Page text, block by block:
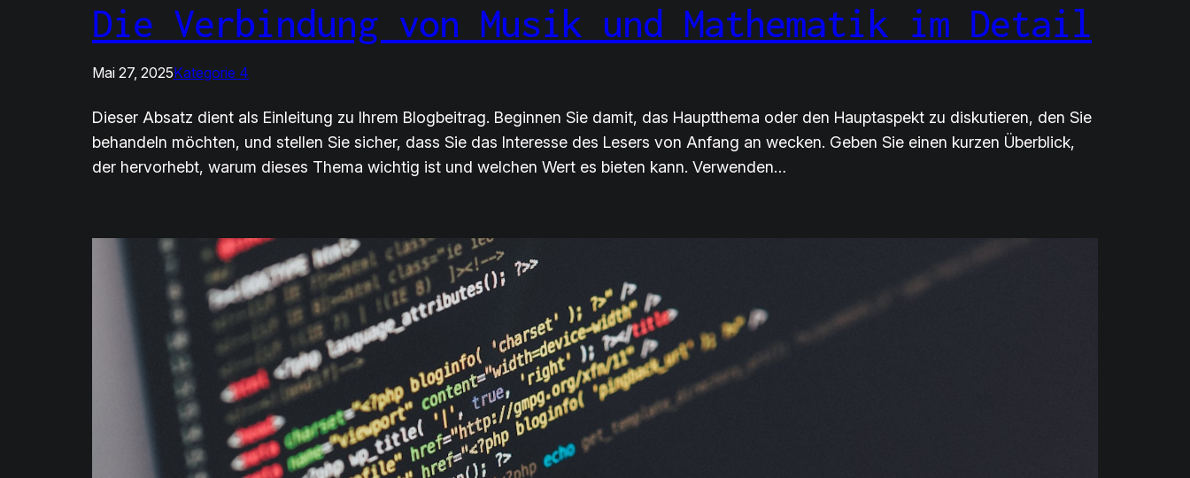
Die Verbindung von Musik und Mathematik im Detail
Mai 27, 2025Kategorie 4
Dieser Absatz dient als Einleitung zu Ihrem Blogbeitrag. Beginnen Sie damit, das Hauptthema oder den Hauptaspekt zu diskutieren, den Sie
behandeln möchten, und stellen Sie sicher, dass Sie das Interesse des Lesers von Anfang an wecken. Geben Sie einen kurzen Überblick,
der hervorhebt, warum dieses Thema wichtig ist und welchen Wert es bieten kann. Verwenden…